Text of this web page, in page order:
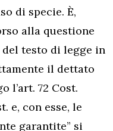
di specie. È,
alla questione
del testo di legge in
il dettato
l’art. 72 Cost.
e, con esse, le
garantite” si